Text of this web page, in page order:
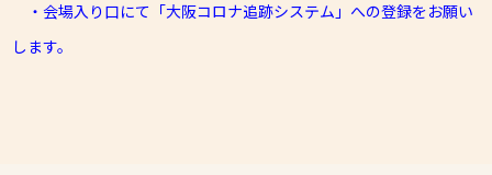
・会場入り口にて「大阪コロナ追跡システム」への登録をお願い
します。